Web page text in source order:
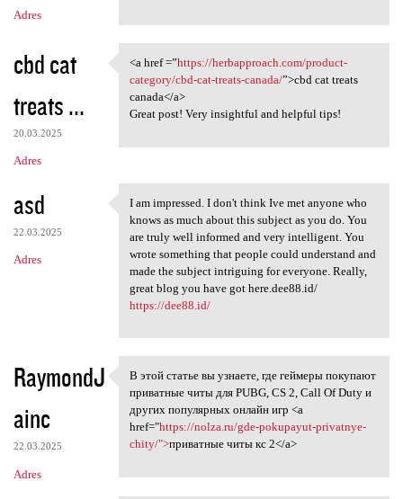
Adres
cbd cat
treats ...
20.03.2025
Adres
<a href =”https:/
<a href =”https://herbapproach.com/product-
category/cbd-cat-treats-canada/”>cbd cat treats
canada</a>
Great post! Very insightful and helpful tips!
asd
22.03.2025
Adres
I am impressed. I don't think
I am impressed. I don't think Ive met anyone who
knows as much about this subject as you do. You
are truly well informed and very intelligent. You
wrote something that people could understand and
made the subject intriguing for everyone. Really,
great blog you have got here.dee88.id/
https://dee88.id/
RaymondJ
ainc
22.03.2025
Adres
В этой статье вы узнаете, где
В этой статье вы узнаете, где геймеры покупают
приватные читы для PUBG, CS 2, Call Of Duty и
других популярных онлайн игр <a
href="https://nolza.ru/gde-pokupayut-privatnye-
chity/">приватные читы кс 2</a>